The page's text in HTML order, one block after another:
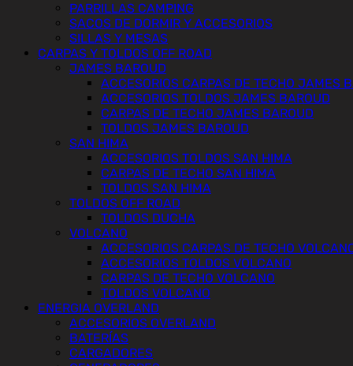
PARRILLAS CAMPING
SACOS DE DORMIR Y ACCESORIOS
SILLAS Y MESAS
CARPAS Y TOLDOS OFF ROAD
JAMES BAROUD
ACCESORIOS CARPAS DE TECHO JAMES
ACCESORIOS TOLDOS JAMES BAROUD
CARPAS DE TECHO JAMES BAROUD
TOLDOS JAMES BAROUD
SAN HIMA
ACCESORIOS TOLDOS SAN HIMA
CARPAS DE TECHO SAN HIMA
TOLDOS SAN HIMA
TOLDOS OFF ROAD
TOLDOS DUCHA
VOLCANO
ACCESORIOS CARPAS DE TECHO
ACCESORIOS TOLDOS VOLCANO
CARPAS DE TECHO VOLCANO
TOLDOS VOLCANO
ENERGIA OVERLAND
ACCESORIOS OVERLAND
BATERÍAS
CARGADORES